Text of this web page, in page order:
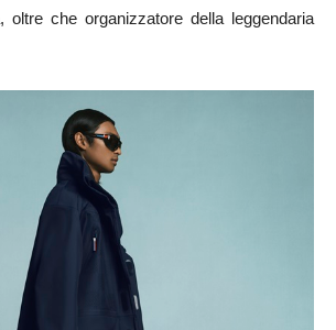
oltre che organizzatore della leggendaria